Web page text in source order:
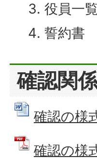
役員一
誓約書
確認関
確認の様
確認の様